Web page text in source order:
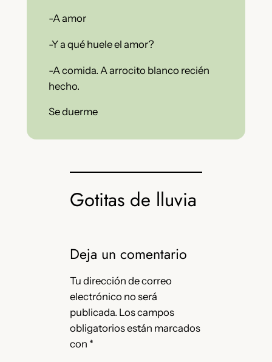
-A amor
-Y a qué huele el amor?
-A comida. A arrocito blanco recién
hecho.
Se duerme
Gotitas de lluvia
Deja un comentario
Tu dirección de correo
electrónico no será
publicada. Los campos
obligatorios están marcados
con *